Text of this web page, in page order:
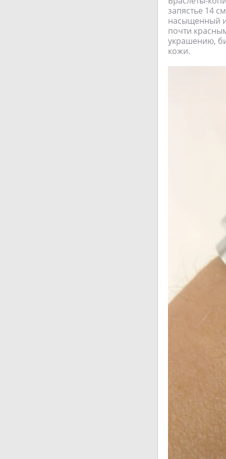
запястье 14
насыщенный и
почти
украшению,
кожи.